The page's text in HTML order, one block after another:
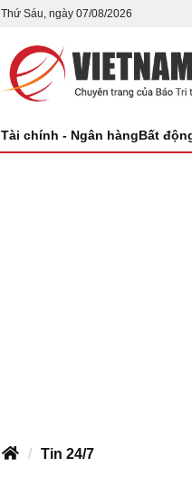
Thứ Sáu, ngày 07/08/2026
Tài chính - Ngân hàngBất
Tin 24/7